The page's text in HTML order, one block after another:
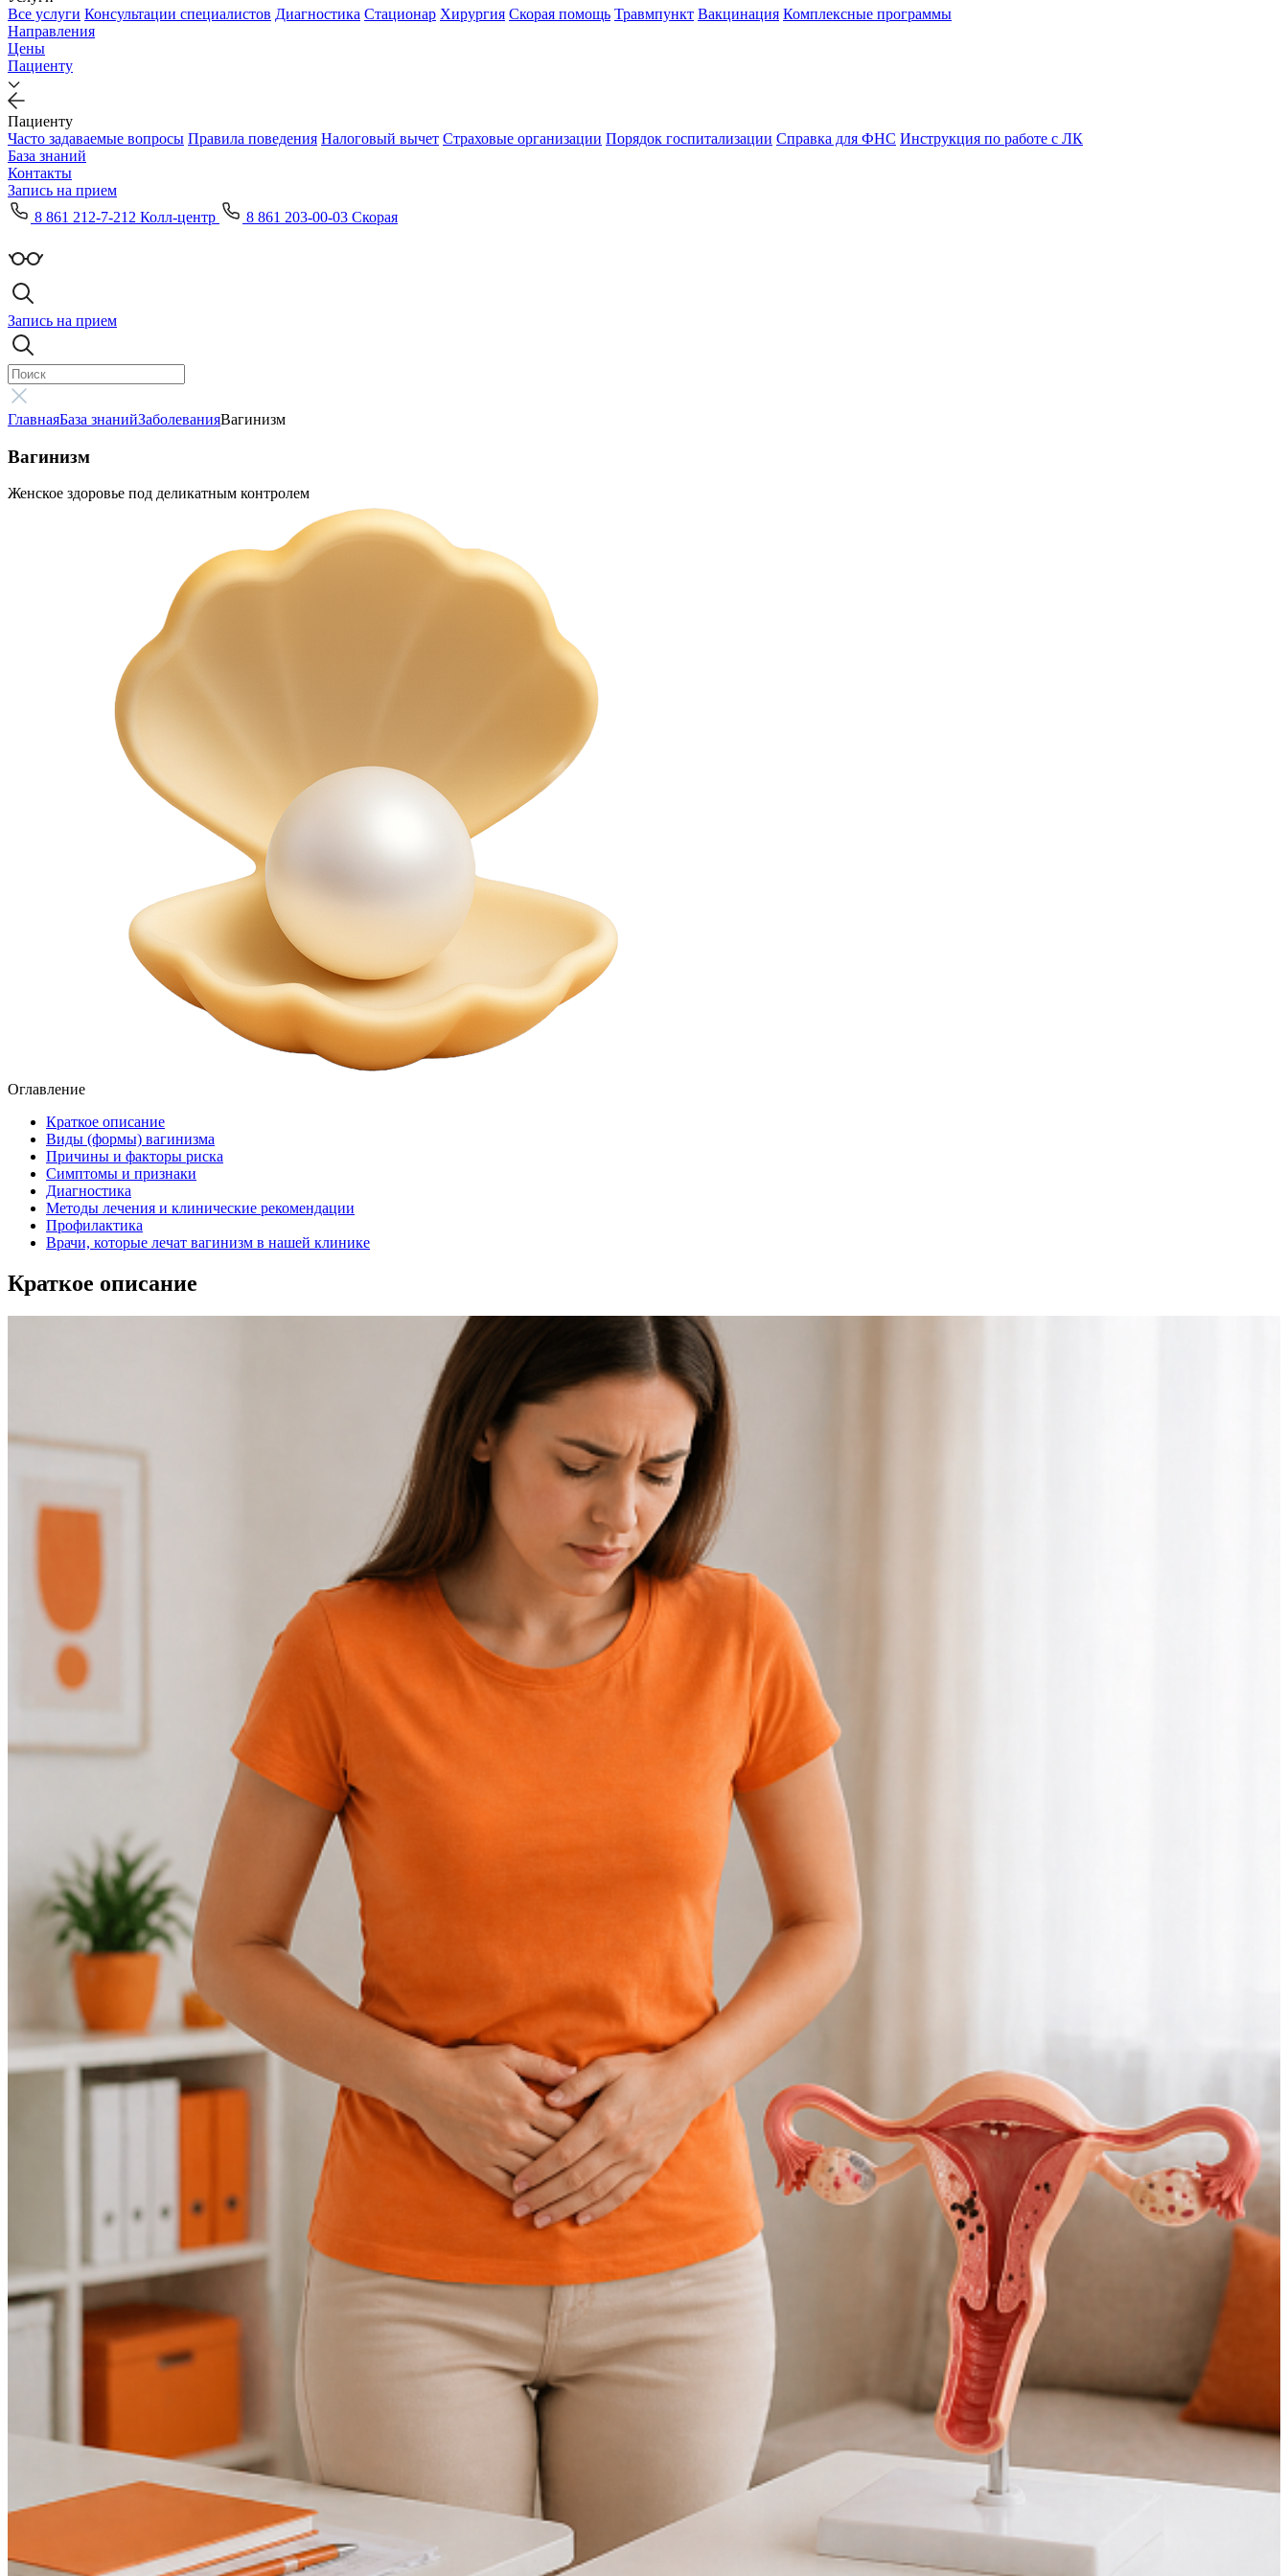
Все услуги Консультации специалистов Диагностика Стационар Хирургия Скорая помощь Травмпункт Вакцинация Комплексные программы
Направления
Цены
Пациенту
Пациенту
Часто задаваемые вопросы Правила поведения Налоговый вычет Страховые организации Порядок госпитализации Справка для ФНС Инструкция по работе с ЛК
База знаний
Контакты
Запись на прием
8 861 212-7-212 Колл-центр
8 861 203-00-03 Скорая
Запись на прием
ГлавнаяБаза знанийЗаболеванияВагинизм
Вагинизм
Женское здоровье под деликатным контролем
Оглавление
Краткое описание
Виды (формы) вагинизма
Причины и факторы риска
Симптомы и признаки
Диагностика
Методы лечения и клинические рекомендации
Профилактика
Врачи, которые лечат вагинизм в нашей клинике
Краткое описание